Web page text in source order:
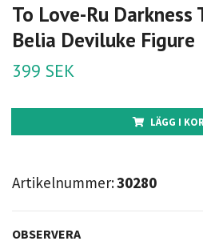
To Love-Ru Darkness
Belia Deviluke Figure
399 SEK
LÄGG I
Artikelnummer:30280
OBSERVERA